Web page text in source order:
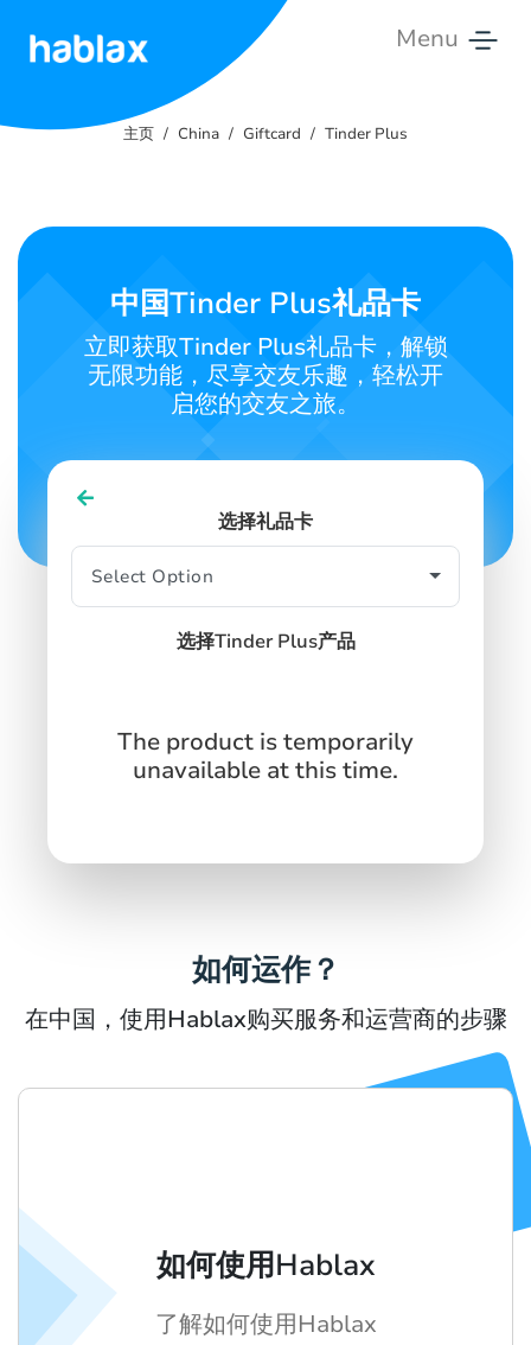
Menu
服
主页 China Giftcard Tinder Plus
中国Tinder Plus礼品卡
立即获取Tinder Plus礼品卡，解锁
无限功能，尽享交友乐趣，轻松开
启您的交友之旅。
选择礼品卡
选择Tinder Plus产品
The product is temporarily
unavailable at this time.
如何运作？
在中国，使用Hablax购买服务和运营商的步骤
如何使用Hablax
了解如何使用Hablax